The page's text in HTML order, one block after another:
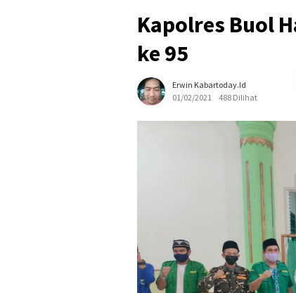
Kapolres Buol
ke 95
Erwin Kabartoday.id
01/02/2021
488 Dilihat